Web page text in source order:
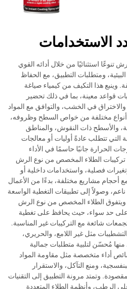
الاستخدامات
استثنائيًا من خلال أدائه القوي
ومتطلبات التطبيق، مع الحفاظ
هذا التكيف من كيمياء صياغة
قواعد معينة، بما في ذلك تحضير
والاختراق في الخشب، والتوافق مع المواد
أنواع مختلفة من خواص السطح وظروفه،
والأسطح ذات النقوش، والمناطق
التي تتطلب عادةً أوليات أو معالجات
الحرارة جانبًا حاسمًا في الأداء
تركيبات الطلاء المخصص من نوع الرش
فصلية، واستخدامات داخلية أو
مشاريع مختلفة، بدءًا من الأعمال
وصولاً إلى تطبيقات التغطية الواسعة
ويتفوق الطلاء المخصص من نوع الرش
على حد سواء، حيث يحافظ على تغطية
شائعة مع التركيبات غير المناسبة.
مثل غير اللامع، والحريري،
منها مُحسّن لتلبية متطلبات جمالية
أداء متخصصة مثل مقاومة المواد
ومنع التآكل، والاستقرار
وتمتد مرونة التطبيق إلى التقنيات
الرطب، وأنظمة الطلاء المتعددة